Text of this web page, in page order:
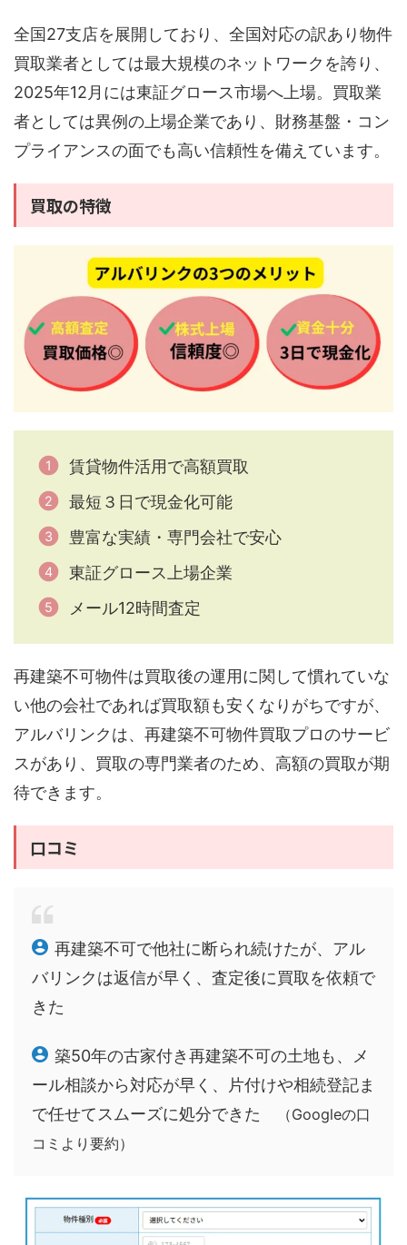
全国27支店を展開しており、全国対応の訳あり物件
買取業者としては最大規模のネットワークを誇り、
2025年12月には東証グロース市場へ上場。買取業
者としては異例の上場企業であり、財務基盤・コン
プライアンスの面でも高い信頼性を備えています。
買取の特徴
賃貸物件活用で高額買取
最短３日で現金化可能
豊富な実績・専門会社で安心
東証グロース上場企業
メール12時間査定
再建築不可物件は買取後の運用に関して慣れていな
い他の会社であれば買取額も安くなりがちですが、
アルバリンクは、再建築不可物件買取プロのサービ
スがあり、買取の専門業者のため、高額の買取が期
待できます。
口コミ
再建築不可で他社に断られ続けたが、アル
バリンクは返信が早く、査定後に買取を依頼で
きた
築50年の古家付き再建築不可の土地も、メ
ール相談から対応が早く、片付けや相続登記ま
で任せてスムーズに処分できた
（Googleの口
コミより要約）